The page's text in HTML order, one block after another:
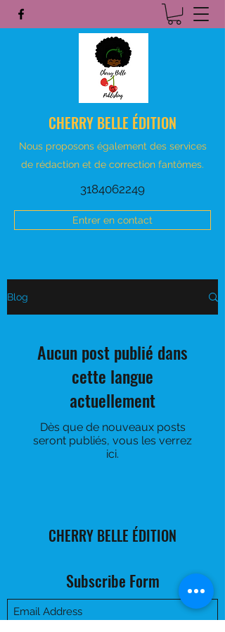
CHERRY BELLE ÉDITION
Nous proposons également des services
de rédaction et de correction fantômes.
3184062249
Entrer en contact
Blog
Aucun post publié dans
cette langue
actuellement
Dès que de nouveaux posts
seront publiés, vous les verrez
ici.
CHERRY BELLE ÉDITION
Subscribe Form